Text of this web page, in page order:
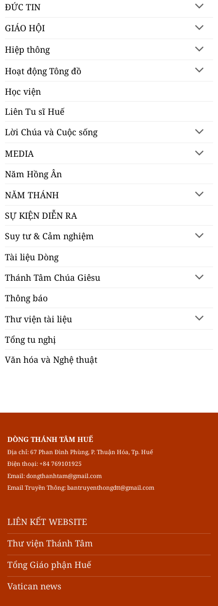
ĐỨC TIN
GIÁO HỘI
Hiệp thông
Hoạt động Tông đồ
Học viện
Liên Tu sĩ Huế
Lời Chúa và Cuộc sống
MEDIA
Năm Hồng Ân
NĂM THÁNH
SỰ KIỆN DIỄN RA
Suy tư & Cảm nghiệm
Tài liệu Dòng
Thánh Tâm Chúa Giêsu
Thông báo
Thư viện tài liệu
Tổng tu nghị
Văn hóa và Nghệ thuật
DÒNG THÁNH TÂM HUẾ
Địa chỉ: 67 Phan Đình Phùng, P. Thuận Hóa, Tp. Huế
Điện thoại: +84 769101925
Email:dongthanhtam@gmail.com
Email Truyền Thông:bantruyenthongdtt@gmail.com
LIÊN KẾT WEBSITE
Thư viện Thánh Tâm
Tổng Giáo phận Huế
Vatican news